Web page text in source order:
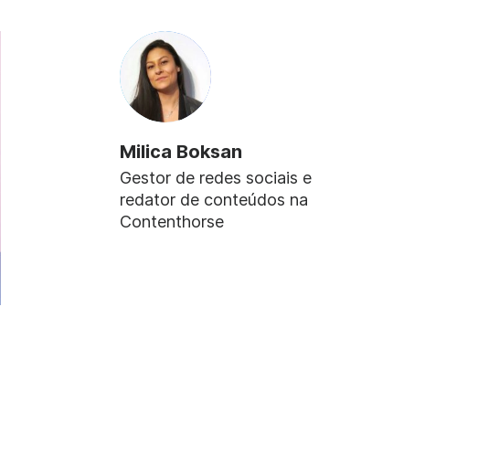
Milica Boksan
Gestor de redes sociais e
redator de conteúdos na
Contenthorse